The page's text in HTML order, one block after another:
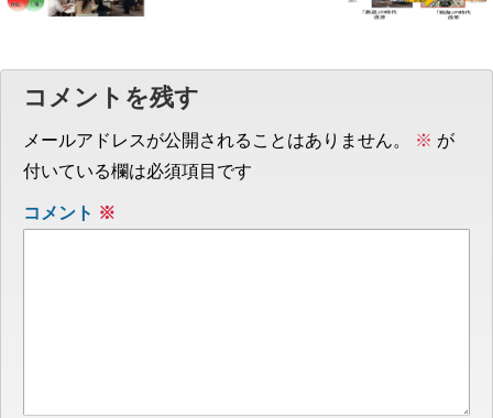
コメントを残す
メールアドレスが公開されることはありません。 ※ が
付いている欄は必須項目です
コメント ※